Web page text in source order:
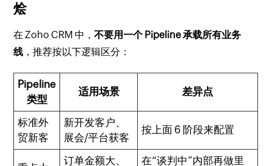
烩
在 Zoho CRM 中，不要用一个 Pipeline 承载所有业务
线 ，推荐按以下逻辑区分：
Pipeline
类型
适用场景 差异点
标准外
贸新客
新开发客户、
展会/平台获客
按上面 6 阶段来配置
订单金额大、 在“谈判中”内部再做里